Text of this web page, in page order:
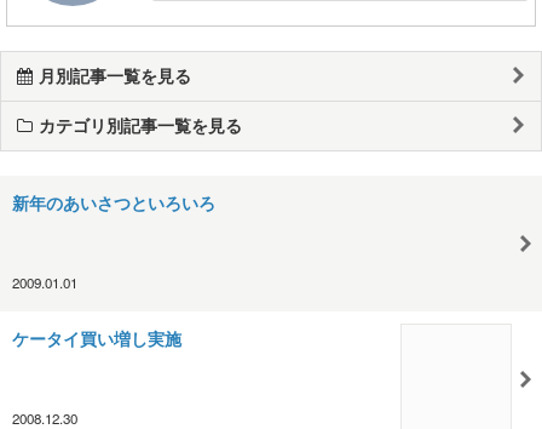
月別記事一覧を見る
カテゴリ別記事一覧を見る
新年のあいさつといろいろ
2009.01.01
ケータイ買い増し実施
2008.12.30